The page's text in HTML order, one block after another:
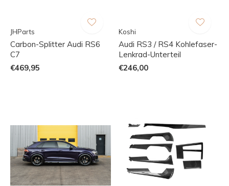
JHParts
Carbon-Splitter Audi RS6
C7
€469,95
Koshi
Audi RS3 / RS4 Kohlefaser-
Lenkrad-Unterteil
€246,00